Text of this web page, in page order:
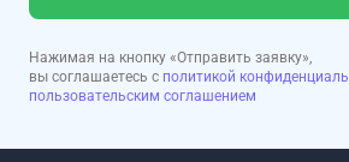
Нажимая на кнопку «Отправить заявку»,
вы соглашаетесь с политикой
пользовательским соглашением